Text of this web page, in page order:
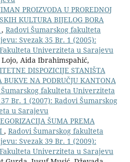
PROIZVODA U PROREDNOJ
KULTURA BIJELOG BORA
, Radovi Šumarskog fakulteta
Svezak 35 Br. 1 (2005):
Univerziteta u Sarajevu
Aida Ibrahimspahić,
DISPOZICIJE STANIŠTA
NA PODRUČJU KANTONA
fakulteta Univerziteta
Br. 1 (2007): Radovi Šumarskog
u Sarajevu
ŠUMA PREMA
, Radovi Šumarskog fakulteta
Svezak 39 Br. 1 (2009):
Univerziteta u Sarajevu